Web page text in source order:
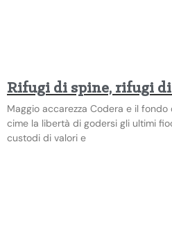
Rifugi di spine, rifugi
Maggio accarezza Codera e il
cime la libertà di godersi gli ultimi
custodi di valori e